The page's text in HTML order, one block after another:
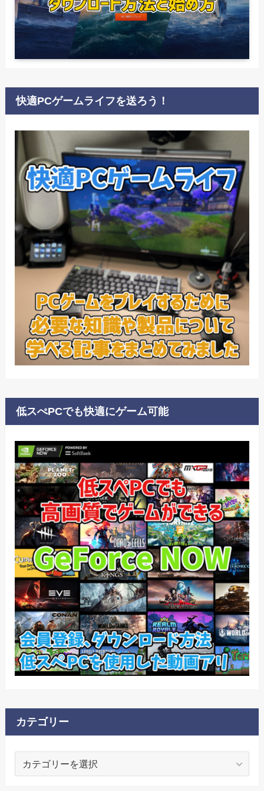
快適PCゲームライフを送ろう！
低スぺPCでも快適にゲーム可能
カテゴリー